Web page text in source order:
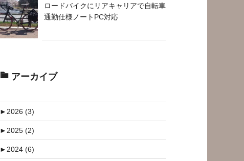
ロードバイクにリアキャリアで自転車
通勤仕様ノートPC対応
アーカイブ
►2026 (3)
►2025 (2)
►2024 (6)